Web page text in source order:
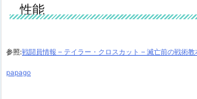
性能
参照:戦闘員情報 – テイラー・クロスカット – 滅亡前の戦術
papago